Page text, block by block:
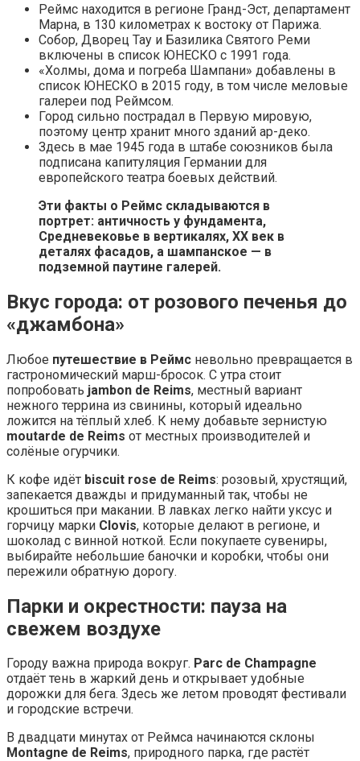
Реймс находится в регионе Гранд-Эст, департамент
Марна, в 130 километрах к востоку от Парижа.
Собор, Дворец Тау и Базилика Святого Реми
включены в список ЮНЕСКО с 1991 года.
«Холмы, дома и погреба Шампани» добавлены в
список ЮНЕСКО в 2015 году, в том числе меловые
галереи под Реймсом.
Город сильно пострадал в Первую мировую,
поэтому центр хранит много зданий ар-деко.
Здесь в мае 1945 года в штабе союзников была
подписана капитуляция Германии для
европейского театра боевых действий.
Эти факты о Реймс складываются в
портрет: античность у фундамента,
Средневековье в вертикалях, ХХ век в
деталях фасадов, а шампанское — в
подземной паутине галерей.
Вкус города: от розового печенья до
«джамбона»
Любое путешествие в Реймс невольно превращается в
гастрономический марш-бросок. С утра стоит
попробовать jambon de Reims, местный вариант
нежного террина из свинины, который идеально
ложится на тёплый хлеб. К нему добавьте зернистую
moutarde de Reims от местных производителей и
солёные огурчики.
К кофе идёт biscuit rose de Reims: розовый, хрустящий,
запекается дважды и придуманный так, чтобы не
крошиться при макании. В лавках легко найти уксус и
горчицу марки Clovis, которые делают в регионе, и
шоколад с винной ноткой. Если покупаете сувениры,
выбирайте небольшие баночки и коробки, чтобы они
пережили обратную дорогу.
Парки и окрестности: пауза на
свежем воздухе
Городу важна природа вокруг. Parc de Champagne
отдаёт тень в жаркий день и открывает удобные
дорожки для бега. Здесь же летом проводят фестивали
и городские встречи.
В двадцати минутах от Реймса начинаются склоны
Montagne de Reims, природного парка, где растёт